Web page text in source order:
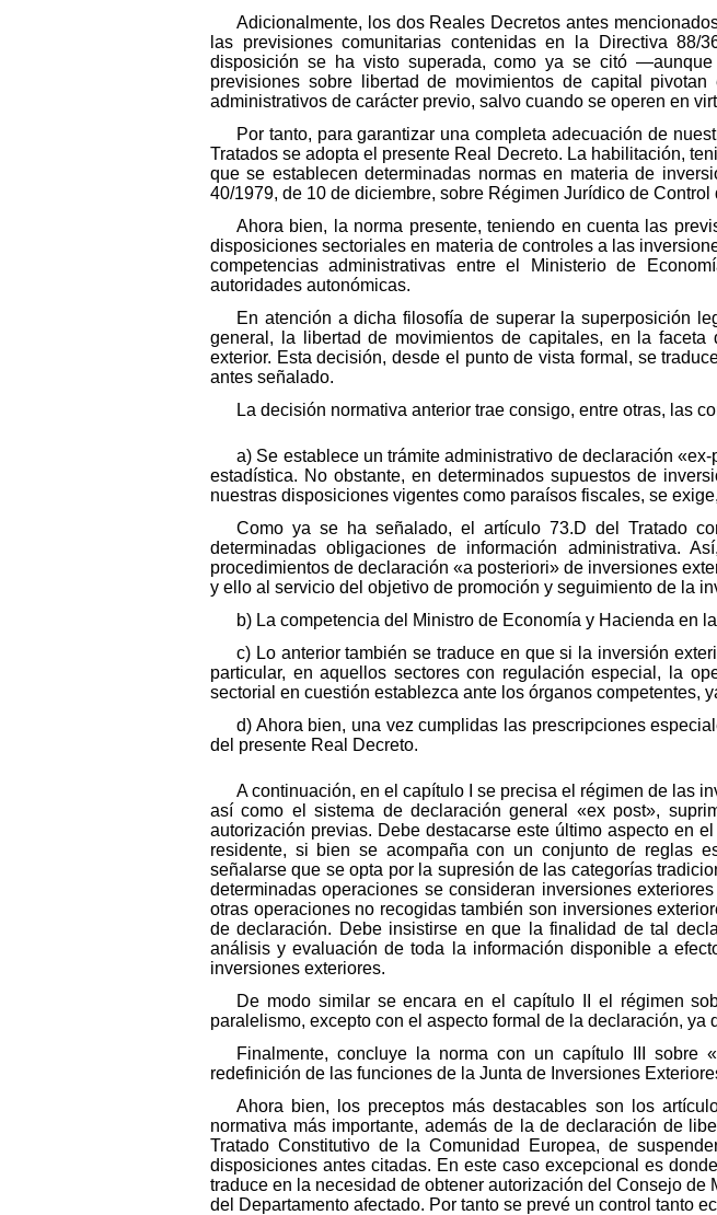
Adicionalmente, los dos Reales Decretos antes
las previsiones comunitarias contenidas en la Directiva
disposición se ha visto superada, como ya se citó
previsiones sobre libertad de movimientos de capital
administrativos de carácter previo, salvo cuando se operen en
Por tanto, para garantizar una completa adecuación de
Tratados se adopta el presente Real Decreto. La habilitación,
que se establecen determinadas normas en materia de
40/1979, de 10 de diciembre, sobre Régimen Jurídico de Control
Ahora bien, la norma presente, teniendo en cuenta las
disposiciones sectoriales en materia de controles a las
competencias administrativas entre el Ministerio de
autoridades autonómicas.
En atención a dicha filosofía de superar la superposición
general, la libertad de movimientos de capitales, en la
exterior. Esta decisión, desde el punto de vista formal, se
antes señalado.
La decisión normativa anterior trae consigo, entre otras, las
a) Se establece un trámite administrativo de declaración
estadística. No obstante, en determinados supuestos de
nuestras disposiciones vigentes como paraísos fiscales, se
Como ya se ha señalado, el artículo 73.D del Tratado
determinadas obligaciones de información administrativa.
procedimientos de declaración «a posteriori» de inversiones
y ello al servicio del objetivo de promoción y seguimiento de la
b) La competencia del Ministro de Economía y Hacienda en
c) Lo anterior también se traduce en que si la inversión
particular, en aquellos sectores con regulación especial, la
sectorial en cuestión establezca ante los órganos competentes,
d) Ahora bien, una vez cumplidas las prescripciones
del presente Real Decreto.
A continuación, en el capítulo I se precisa el régimen de las
así como el sistema de declaración general «ex post»,
autorización previas. Debe destacarse este último aspecto en
residente, si bien se acompaña con un conjunto de reglas
señalarse que se opta por la supresión de las categorías
determinadas operaciones se consideran inversiones
otras operaciones no recogidas también son inversiones
de declaración. Debe insistirse en que la finalidad de tal
análisis y evaluación de toda la información disponible a
inversiones exteriores.
De modo similar se encara en el capítulo II el régimen
paralelismo, excepto con el aspecto formal de la declaración,
Finalmente, concluye la norma con un capítulo III sobre
redefinición de las funciones de la Junta de Inversiones
Ahora bien, los preceptos más destacables son los
normativa más importante, además de la de declaración de
Tratado Constitutivo de la Comunidad Europea, de
disposiciones antes citadas. En este caso excepcional es
traduce en la necesidad de obtener autorización del Consejo
del Departamento afectado. Por tanto se prevé un control tanto